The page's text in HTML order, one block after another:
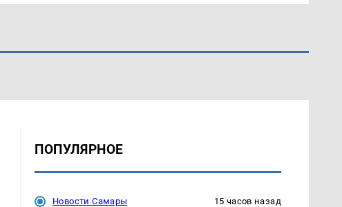
ПОПУЛЯРНОЕ
Новости Самары 15 часов назад